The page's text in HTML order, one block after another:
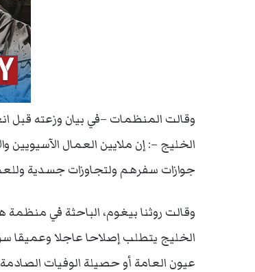
وقالت المنظمات –في بيان وزعته قبل
الخليج –: إن ملايين العمال
جوازات سفرهم ولتجاوزات جسدية
وقالت روثنا بيغوم، الباحثة في
الخليج يتطلب إصلاحا عاجلا وعميقا
عيون العامة أو حصيلة الوفيات